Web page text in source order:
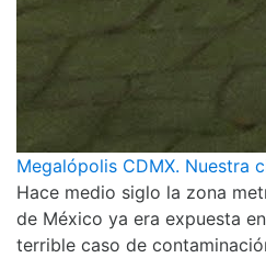
Megalópolis CDMX. Nuestra
Hace medio siglo la zona
de México ya era expuesta
terrible caso de